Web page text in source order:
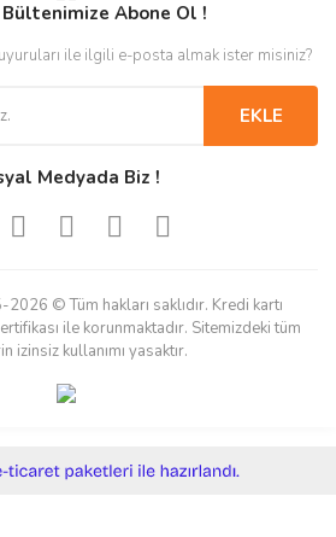
Abone Ol !
ile ilgili e-posta almak ister misiniz?
EKLE
Medyada Biz !
© Tüm hakları saklıdır. Kredi kartı
ile korunmaktadır. Sitemizdeki tüm
izinsiz kullanımı yasaktır.
e-